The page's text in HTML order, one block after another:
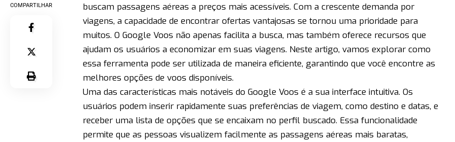
COMPARTILHAR
buscam passagens aéreas a preços mais acessíveis. Com a crescente demanda por
viagens, a capacidade de encontrar ofertas vantajosas se tornou uma prioridade para
muitos. O Google Voos não apenas facilita a busca, mas também oferece recursos que
ajudam os usuários a economizar em suas viagens. Neste artigo, vamos explorar como
essa ferramenta pode ser utilizada de maneira eficiente, garantindo que você encontre as
melhores opções de voos disponíveis.
Uma das características mais notáveis do Google Voos é a sua interface intuitiva. Os
usuários podem inserir rapidamente suas preferências de viagem, como destino e datas, e
receber uma lista de opções que se encaixam no perfil buscado. Essa funcionalidade
permite que as pessoas visualizem facilmente as passagens aéreas mais baratas,